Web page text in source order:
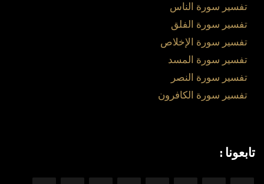
تفسير سورة الناس
تفسير سورة الفلق
تفسير سورة الإخلاص
تفسير سورة المسد
تفسير سورة النصر
تفسير سورة الكافرون
تابعونا :